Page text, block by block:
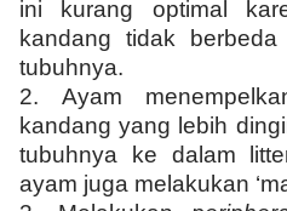
ini kurang optimal
kandang tidak
tubuhnya.
2. Ayam
kandang yang lebih
tubuhnya ke dalam
ayam juga melakukan